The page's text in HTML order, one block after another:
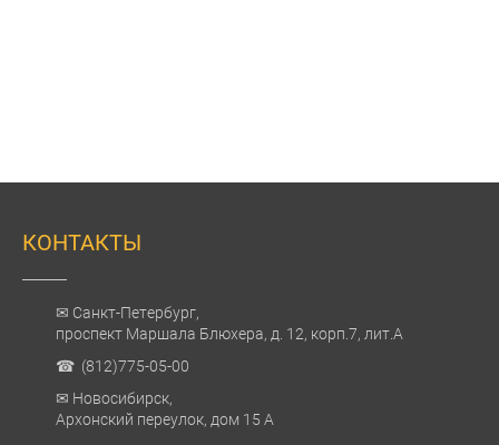
КОНТАКТЫ
✉ Санкт-Петербург,
проспект Маршала Блюхера, д. 12, корп.7, лит.А
☎ (812)775-05-00
✉ Новосибирск,
Архонский переулок, дом 15 А